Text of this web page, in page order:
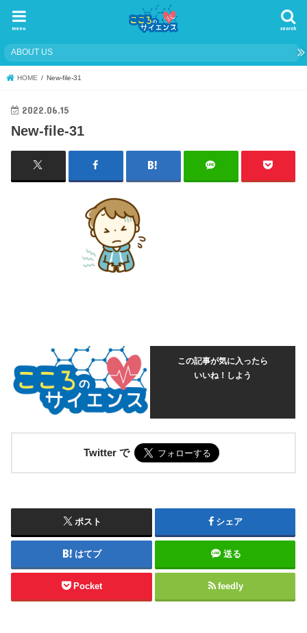
search
menu
ABOUT US
HOME New-file-31
2022.06.15
New-file-31
この記事が気に入ったら
いいね！しよう
Twitter で
ポスト シェア
はてブ 送る
Pocket feedly